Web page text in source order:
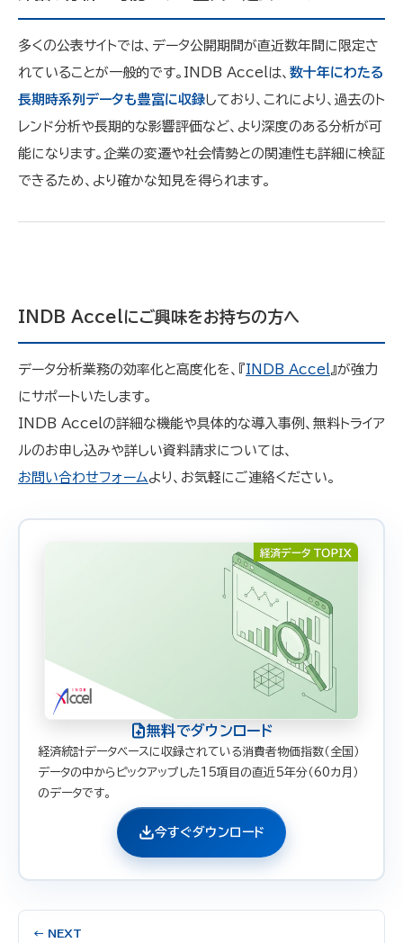
多くの公表サイトでは、データ公開期間が直近数年間に限定さ
れていることが一般的です。INDB Accelは、 数十年にわたる
長期時系列データも豊富に収録しており、これにより、過去のト
レンド分析や長期的な影響評価など、より深度のある分析が可
能になります。企業の変遷や社会情勢との関連性も詳細に検証
できるため、より確かな知見を得られます。
INDB Accelにご興味をお持ちの方へ
データ分析業務の効率化と高度化を、『INDB Accel』が強力
にサポートいたします。
INDB Accelの詳細な機能や具体的な導入事例、無料トライア
ルのお申し込みや詳しい資料請求については、
お問い合わせフォームより、お気軽にご連絡ください。
無料でダウンロード
経済統計データベースに収録されている消費者物価指数（全国）
データの中からピックアップした15項目の直近5年分（60カ月）
のデータです。
今すぐダウンロード
← NEXT